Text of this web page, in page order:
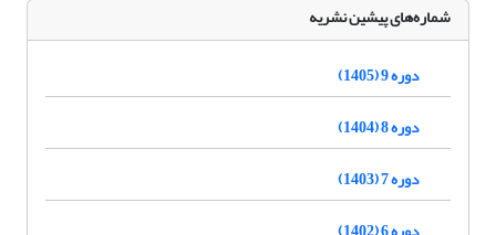
شماره‌های پیشین نشریه
دوره 9 (1405)
دوره 8 (1404)
دوره 7 (1403)